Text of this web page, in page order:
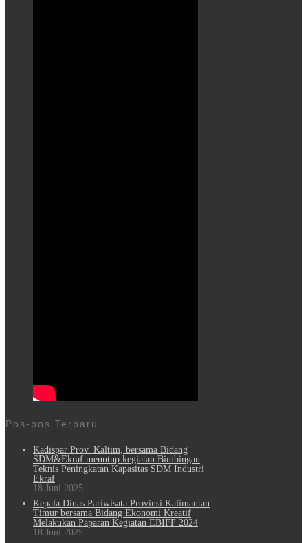
Pos-pos Terbaru
Kadispar Prov. Kaltim, bersama Bidang
SDM&Ekraf menutup kegiatan Bimbingan
Teknis Peningkatan Kapasitas SDM Industri
Ekraf
18 Juni 2025
Kepala Dinas Pariwisata Provinsi Kalimantan
Timur bersama Bidang Ekonomi Kreatif
Melakukan Paparan Kegiatan EBIFF 2024
18 Juni 2025